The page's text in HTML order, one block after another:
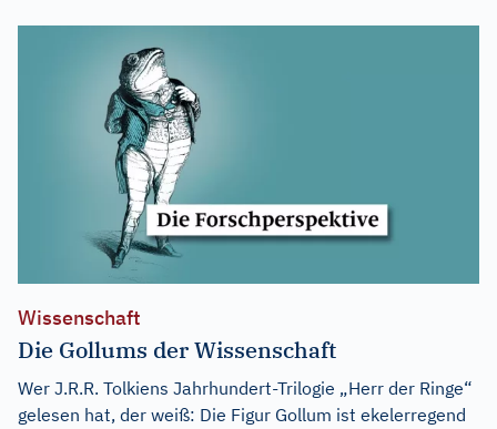
Wissenschaft
Die Gollums der Wissenschaft
Wer J.R.R. Tolkiens Jahrhundert-Trilogie „Herr der Ringe“
gelesen hat, der weiß: Die Figur Gollum ist ekelerregend